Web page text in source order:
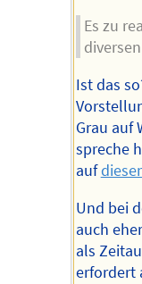
Es zu
Ist das
Grau auf
spreche
auf
Und bei
auch
als
erfordert